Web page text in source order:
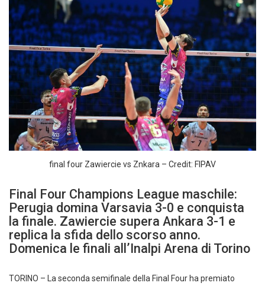
final four Zawiercie vs Znkara – Credit: FIPAV
Final Four Champions League maschile:
Perugia domina Varsavia 3-0 e conquista
la finale. Zawiercie supera Ankara 3-1 e
replica la sfida dello scorso anno.
Domenica le finali all’Inalpi Arena di Torino
TORINO – La seconda semifinale della Final Four ha premiato